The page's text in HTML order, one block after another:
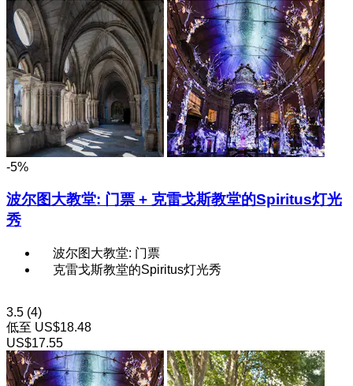
-5%
波尔图大教堂: 门票 + 克雷戈斯教堂的Spiritus灯光
秀
波尔图大教堂: 门票
克雷戈斯教堂的Spiritus灯光秀
3.5 (4)
低至 US$18.48
US$17.55